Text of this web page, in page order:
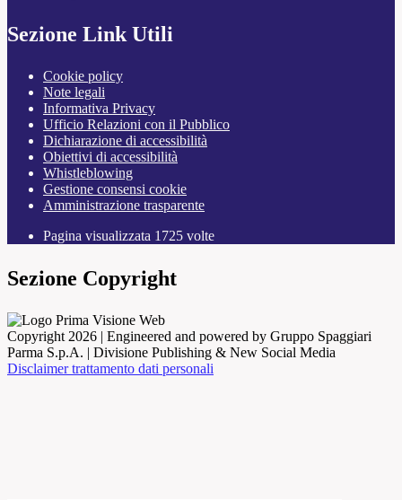
Sezione Link Utili
Cookie policy
Note legali
Informativa Privacy
Ufficio Relazioni con il Pubblico
Dichiarazione di accessibilità
Obiettivi di accessibilità
Whistleblowing
Gestione consensi cookie
Amministrazione trasparente
Pagina visualizzata 1725 volte
Sezione Copyright
Copyright 2026 | Engineered and powered by Gruppo Spaggiari
Parma S.p.A. | Divisione Publishing & New Social Media
Disclaimer trattamento dati personali